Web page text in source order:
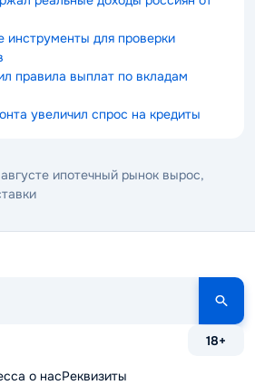
инструменты для проверки
правила выплат по вкладам
увеличил спрос на кредиты
ипотечный рынок вырос,
18+
о насРеквизиты